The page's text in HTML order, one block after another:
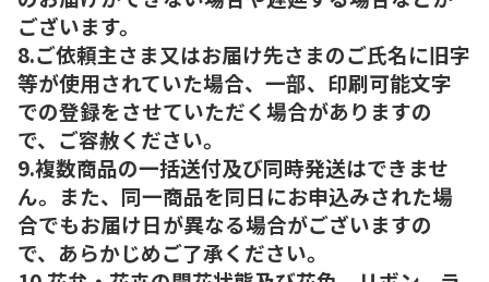
ございます。
8.ご依頼主さま又はお届け先さまのご氏名に旧字
等が使用されていた場合、一部、印刷可能文字
での登録をさせていただく場合がありますの
で、ご容赦ください。
9.複数商品の一括送付及び同時発送はできませ
ん。また、同一商品を同日にお申込みされた場
合でもお届け日が異なる場合がございますの
で、あらかじめご了承ください。